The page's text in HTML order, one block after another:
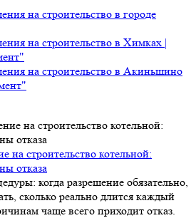
на строительство в городе
на строительство в Химках |
на строительство в Акиньшино
на строительство котельной:
отказа
когда разрешение обязательно,
сколько реально длится каждый
чаще всего приходит отказ.